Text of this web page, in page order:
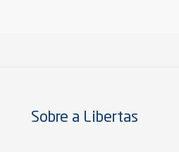
Sobre a Libertas